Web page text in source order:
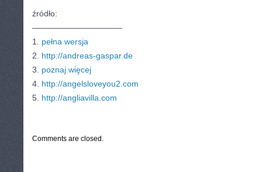
źródło:
———————————
1. pełna wersja
2. http://andreas-gaspar.de
3. poznaj więcej
4. http://angelsloveyou2.com
5. http://angliavilla.com
Comments are closed.